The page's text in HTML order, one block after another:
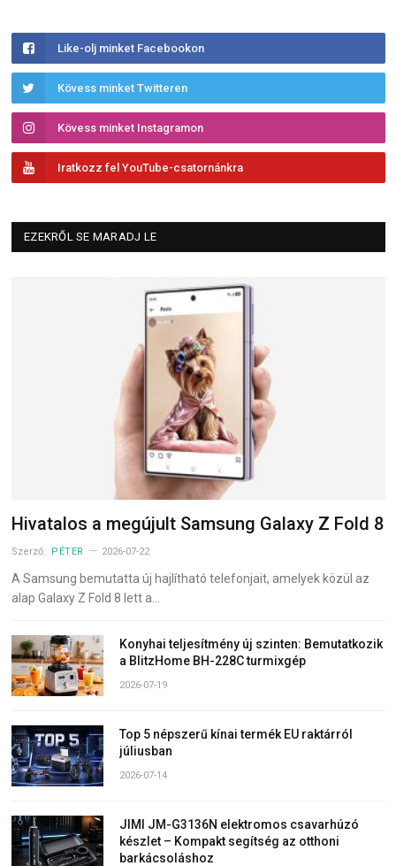
Like-olj minket Facebookon
Kövess minket Twitteren
Kövess minket Instagramon
Iratkozz fel YouTube-csatornánkra
EZEKRŐL SE MARADJ LE
Hivatalos a megújult Samsung Galaxy Z Fold 8
Szerző: PÉTER 2026-07-22
A Samsung bemutatta új hajlítható telefonjait, amelyek közül az
alap Galaxy Z Fold 8 lett a…
Konyhai teljesítmény új szinten: Bemutatkozik
a BlitzHome BH-228C turmixgép
2026-07-19
Top 5 népszerű kínai termék EU raktárról
júliusban
2026-07-14
JIMI JM-G3136N elektromos csavarhúzó
készlet – Kompakt segítség az otthoni
barkácsoláshoz